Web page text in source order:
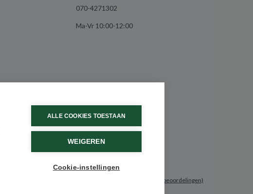
070-4271302
Ma-Vr 10:00-12:00
(531 beoordelingen)
ALLE COOKIES TOESTAAN
WEIGEREN
Cookie-instellingen